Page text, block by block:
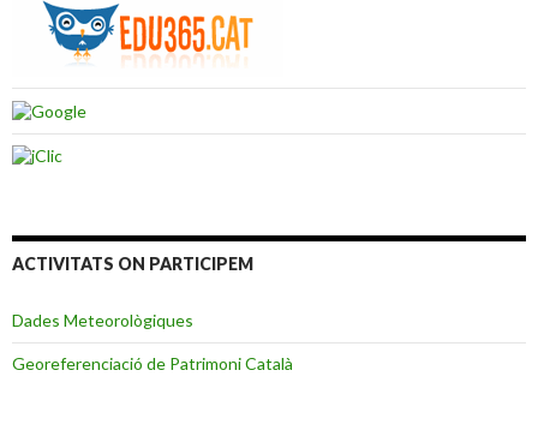
ACTIVITATS ON PARTICIPEM
Dades Meteorològiques
Georeferenciació de Patrimoni Català